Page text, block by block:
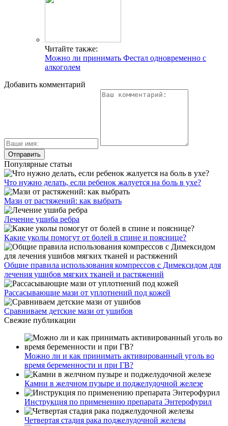
Читайте также:
Можно ли принимать Фестал одновременно с
алкоголем
Добавить комментарий
Популярные статьи
Что нужно делать, если ребенок жалуется на боль в ухе?
Мази от растяжений: как выбрать
Лечение ушиба ребра
Какие уколы помогут от болей в спине и пояснице?
Общие правила использования компрессов с Димексидом для
лечения ушибов мягких тканей и растяжений
Рассасывающие мази от уплотнений под кожей
Сравниваем детские мази от ушибов
Свежие публикации
Можно ли и как принимать активированный уголь во
время беременности и при ГВ?
Камни в желчном пузыре и поджелудочной железе
Инструкция по применению препарата Энтерофурил
Четвертая стадия рака поджелудочной железы